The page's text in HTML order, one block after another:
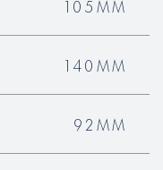
105MM
140MM
92MM